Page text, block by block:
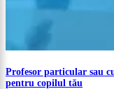
Profesor particular sau
pentru copilul tău